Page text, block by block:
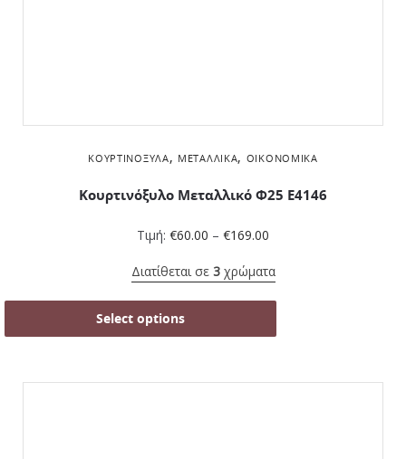
ΚΟΥΡΤΙΝΌΞΥΛΑ, ΜΕΤΑΛΛΙΚΆ, ΟΙΚΟΝΟΜΙΚΆ
Κουρτινόξυλο Μεταλλικό Φ25 Ε4146
Τιμή: €60.00 – €169.00
Διατίθεται σε 3χρώματα
Select options